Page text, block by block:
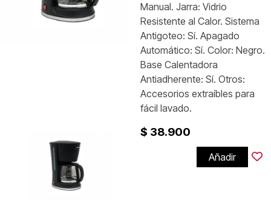
Manual. Jarra: Vidrio
Resistente al Calor. Sistema
Antigoteo: Sí. Apagado
Automático: Sí. Color: Negro.
Base Calentadora
Antiadherente: Sí. Otros:
Accesorios extraíbles para
fácil lavado.
$ 38.900
Añadir